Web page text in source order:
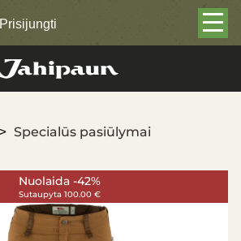
Prisijungti
Specialūs pasiūlymai
Nuolaida -42%
Sutaupyta 100.00 €